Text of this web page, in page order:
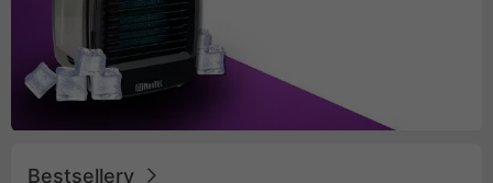
Bestsellery